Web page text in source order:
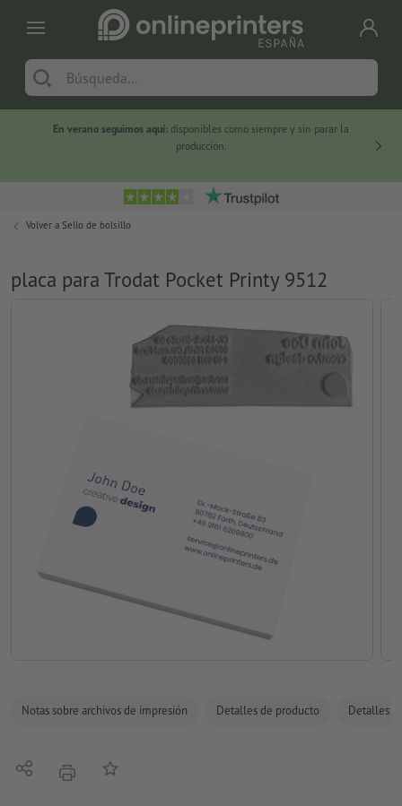
En verano seguimos aquí: disponibles como siempre y sin parar la
producción.
Volver a Sello de bolsillo
placa para Trodat Pocket Printy 9512
Notas sobre archivos de impresión Detalles de producto Detalles
CompartirimprimirAñadir a lista de favoritos